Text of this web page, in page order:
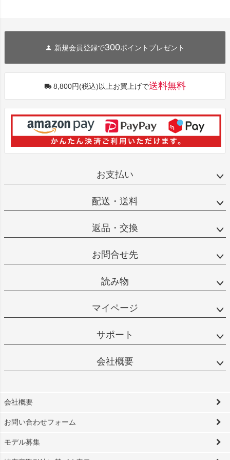
新規会員登録で300ポイントプレゼント
8,800円(税込)以上お買上げで送料無料
お支払い
配送・送料
返品・交換
お問合せ先
読み物
マイページ
サポート
会社概要
会社概要
お問い合わせフォーム
モデル募集